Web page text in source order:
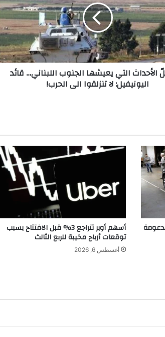
التي يعيشها الجنوب اللبناني… قائد
اليونيفيل: لا تنزلقوا الى الحرب!
أسهم أوبر تتراجع 3% قبل الافتتاح بسبب
توقعات أرباح مخيبة للربع الثالث
أغسطس 6, 2026